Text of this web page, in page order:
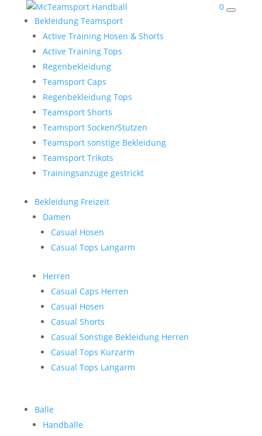
0
Bekleidung Teamsport
Active Training Hosen & Shorts
Active Training Tops
Regenbekleidung
Teamsport Caps
Regenbekleidung Tops
Teamsport Shorts
Teamsport Socken/Stutzen
Teamsport sonstige Bekleidung
Teamsport Trikots
Trainingsanzüge gestrickt
Bekleidung Freizeit
Damen
Casual Hosen
Casual Tops Langarm
Herren
Casual Caps Herren
Casual Hosen
Casual Shorts
Casual Sonstige Bekleidung Herren
Casual Tops Kurzarm
Casual Tops Langarm
Bälle
Handbälle